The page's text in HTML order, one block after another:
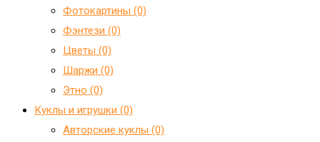
Фотокартины (0)
Фэнтези (0)
Цветы (0)
Шаржи (0)
Этно (0)
Куклы и игрушки (0)
Авторские куклы (0)